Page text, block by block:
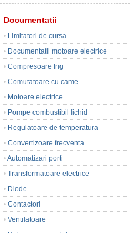
Documentatii
• Limitatori de cursa
• Documentatii motoare electrice
• Compresoare frig
• Comutatoare cu came
• Motoare electrice
• Pompe combustibil lichid
• Regulatoare de temperatura
• Convertizoare frecventa
•Automatizari porti
• Transformatoare electrice
• Diode
• Contactori
• Ventilatoare